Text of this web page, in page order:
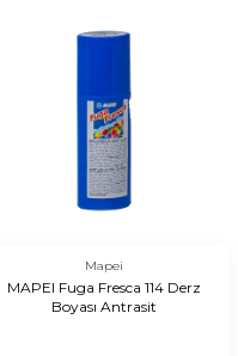
Mapei
MAPEI Fuga Fresca 114 Derz
Boyası Antrasit